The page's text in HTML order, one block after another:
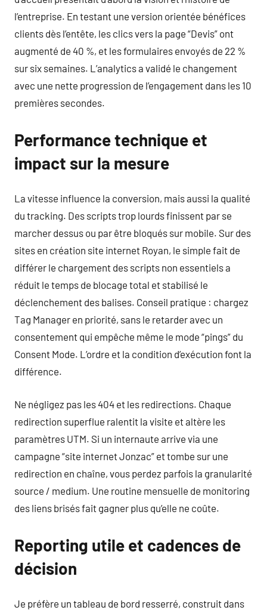
l’entreprise. En testant une version orientée bénéfices
clients dès l’entête, les clics vers la page “Devis” ont
augmenté de 40 %, et les formulaires envoyés de 22 %
sur six semaines. L’analytics a validé le changement
avec une nette progression de l’engagement dans les 10
premières secondes.
Performance technique et
impact sur la mesure
La vitesse influence la conversion, mais aussi la qualité
du tracking. Des scripts trop lourds finissent par se
marcher dessus ou par être bloqués sur mobile. Sur des
sites en création site internet Royan, le simple fait de
différer le chargement des scripts non essentiels a
réduit le temps de blocage total et stabilisé le
déclenchement des balises. Conseil pratique : chargez
Tag Manager en priorité, sans le retarder avec un
consentement qui empêche même le mode “pings” du
Consent Mode. L’ordre et la condition d’exécution font la
différence.
Ne négligez pas les 404 et les redirections. Chaque
redirection superflue ralentit la visite et altère les
paramètres UTM. Si un internaute arrive via une
campagne “site internet Jonzac” et tombe sur une
redirection en chaîne, vous perdez parfois la granularité
source / medium. Une routine mensuelle de monitoring
des liens brisés fait gagner plus qu’elle ne coûte.
Reporting utile et cadences de
décision
Je préfère un tableau de bord resserré, construit dans